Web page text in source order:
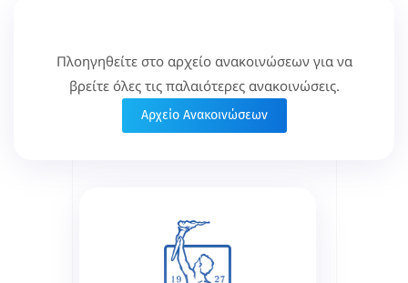
Πλοηγηθείτε στο αρχείο ανακοινώσεων για να
βρείτε όλες τις παλαιότερες ανακοινώσεις.
Αρχείο Ανακοινώσεων